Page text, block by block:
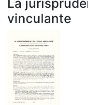
Guías
La
vinculante